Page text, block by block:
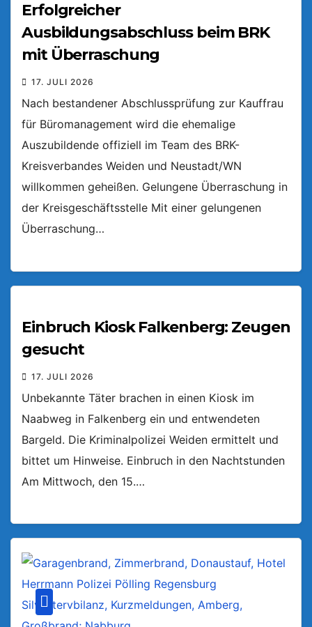
Erfolgreicher
Ausbildungsabschluss beim BRK
mit Überraschung
17. JULI 2026
Nach bestandener Abschlussprüfung zur Kauffrau
für Büromanagement wird die ehemalige
Auszubildende offiziell im Team des BRK-
Kreisverbandes Weiden und Neustadt/WN
willkommen geheißen. Gelungene Überraschung in
der Kreisgeschäftsstelle Mit einer gelungenen
Überraschung…
Einbruch Kiosk Falkenberg: Zeugen
gesucht
17. JULI 2026
Unbekannte Täter brachen in einen Kiosk im
Naabweg in Falkenberg ein und entwendeten
Bargeld. Die Kriminalpolizei Weiden ermittelt und
bittet um Hinweise. Einbruch in den Nachtstunden
Am Mittwoch, den 15.…